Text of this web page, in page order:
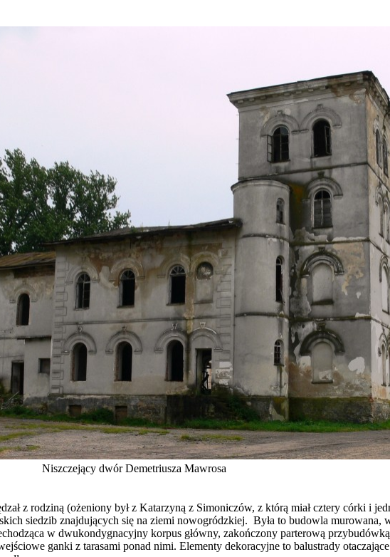
Niszczejący dwór Demetriusza Mawrosa
z rodziną (ożeniony był z Katarzyną z Simoniczów, z którą miał cztery córki i
siedzib znajdujących się na ziemi nowogródzkiej. Była to budowla murowana,
w dwukondygnacyjny korpus główny, zakończony parterową
ganki z tarasami ponad nimi. Elementy dekoracyjne to balustrady